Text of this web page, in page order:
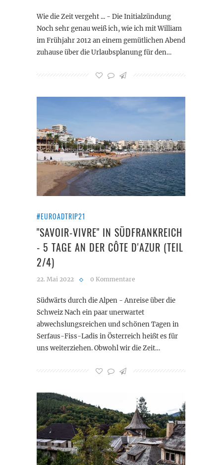
Wie die Zeit vergeht ... - Die Initialzündung
Noch sehr genau weiß ich, wie ich mit William
im Frühjahr 2012 an einem gemütlichen Abend
zuhause über die Urlaubsplanung für den…
#EUROADTRIP21
"SAVOIR-VIVRE" IN SÜDFRANKREICH
- 5 TAGE AN DER CÔTE D'AZUR (TEIL
2/4)
22. Mai 2022 0 Kommentare
Südwärts durch die Alpen - Anreise über die
Schweiz Nach ein paar unerwartet
abwechslungsreichen und schönen Tagen in
Serfaus-Fiss-Ladis in Österreich heißt es für
uns weiterziehen. Obwohl wir die Zeit…